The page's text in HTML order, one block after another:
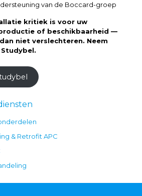
van de Boccard-groep
kritiek is voor uw
of beschikbaarheid —
niet verslechteren. Neem
& Retrofit APC